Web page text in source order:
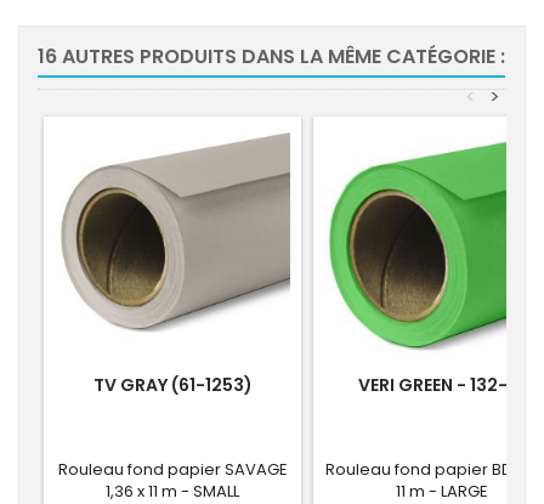
16 AUTRES PRODUITS DANS LA MÊME CATÉGORIE :
>
<
TV GRAY (61-1253)
Rouleau fond papier SAVAGE
1,36 x 11 m - SMALL
VERI GREEN - 132-A1
Rouleau fond papier BD
11 m - LARGE